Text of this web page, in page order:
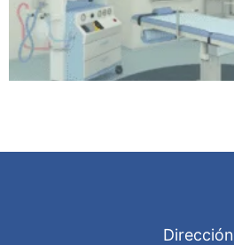
Dirección